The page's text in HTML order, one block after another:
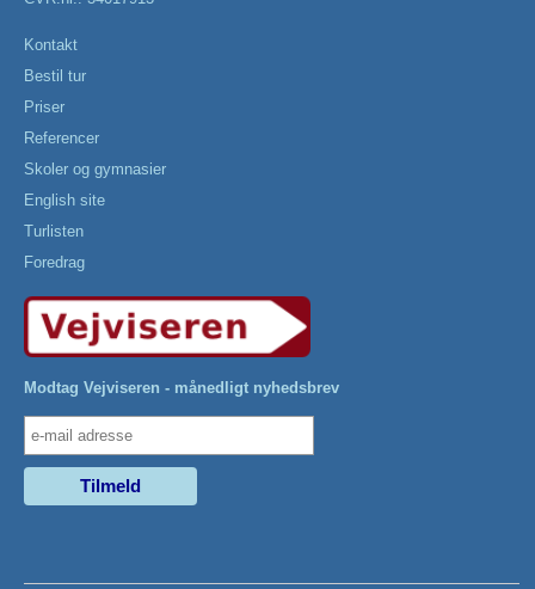
Kontakt
Bestil tur
Priser
Referencer
Skoler og gymnasier
English site
Turlisten
Foredrag
Modtag Vejviseren - månedligt nyhedsbrev